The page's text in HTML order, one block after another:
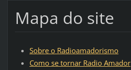
Mapa do site
Sobre o Radioamadorismo
Como se tornar Radio Amador